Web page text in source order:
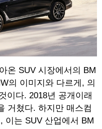
온 SUV 시장에서의 BM
의 이미지와 다르게, 의
이다. 2018년 공개이래
거쳤다. 하지만 매스컴
이는 SUV 산업에서 BM